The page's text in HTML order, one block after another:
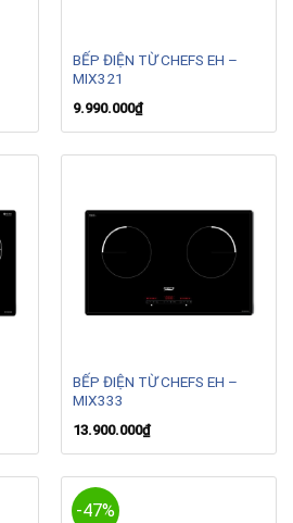
BẾP ĐIỆN TỪ CHEFS EH –
MIX321
9.990.000₫
BẾP ĐIỆN TỪ CHEFS EH –
MIX333
13.900.000₫
-47%